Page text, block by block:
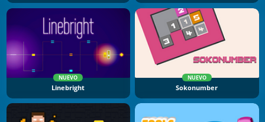
NUEVO
Linebright
NUEVO
Sokonumber